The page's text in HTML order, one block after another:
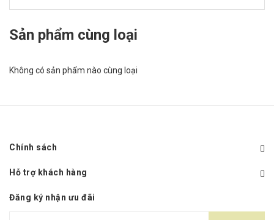
Sản phẩm cùng loại
Không có sản phẩm nào cùng loại
Chính sách
Hỗ trợ khách hàng
Đăng ký nhận ưu đãi